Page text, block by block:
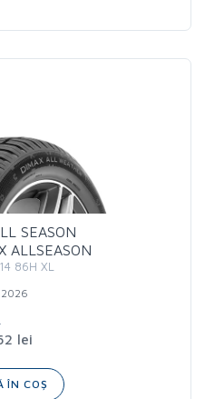
SEASON
ALLSEASON
86H XL
2026
lei
ÎN COȘ